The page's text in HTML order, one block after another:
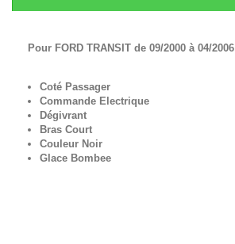
Pour FORD TRANSIT de 09/2000 à 04/2006
Coté Passager
Commande Electrique
Dégivrant
Bras Court
Couleur Noir
Glace Bombee